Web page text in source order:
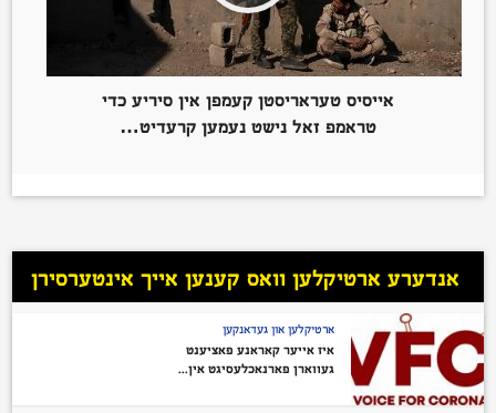
אייסיס טעראריסטן קעמפן אין סיריע כדי
טראמפ זאל נישט נעמען קרעדיט…
אנדערע ארטיקלען וואס קענען אייך אינטערסירן
ארטיקלען און געדאנקען
איז אייער קאראנע פאציענט
געווארן פארנאכלעסיגט אין...